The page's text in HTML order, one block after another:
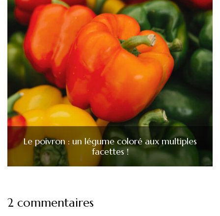
Le poivron : un légume coloré aux multiples
facettes !
2 commentaires